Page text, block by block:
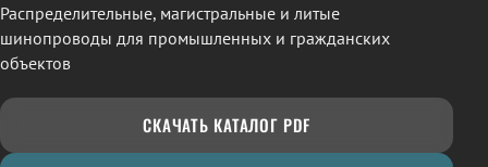
Распределительные, магистральные и литые
шинопроводы для промышленных и гражданских
объектов
СКАЧАТЬ КАТАЛОГ PDF